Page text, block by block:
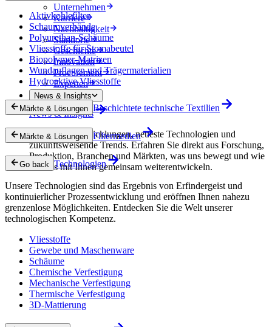
Unternehmen
Karriere
Nachhaltigkeit
Standorte
Geschichte
Innovation
Procurement
Experten
News & Insights
News & Insights
Innovative Entwicklungen, neueste Technologien und
zukunftsweisende Trends. Erfahren Sie direkt aus Forschung,
Produktion, Branchen und Märkten, was uns bewegt und wie
wir uns mit Ihnen gemeinsam weiterentwickeln.
Aktivkohlefilter
Schaumverbände
Polyurethan-Schäume
Vliesstoffe für Stomabeutel
Biopolymer-Matrizen
Wundauflagen und Trägermaterialien
Hydroaktive Vliesstoffe
Märkte & Lösungen Beschichtete technische Textilien
Märkte & Lösungen Filtermedien
Go back Technologien
Unsere Technologien sind das Ergebnis von Erfindergeist und
kontinuierlicher Prozessentwicklung und eröffnen Ihnen nahezu
grenzenlose Möglichkeiten. Entdecken Sie die Welt unserer
technologischen Kompetenz.
Vliesstoffe
Gewebe und Maschenware
Schäume
Chemische Verfestigung
Mechanische Verfestigung
Thermische Verfestigung
3D-Mattierung